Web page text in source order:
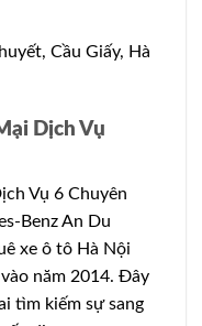
Cầu Giấy, Hà
Dịch Vụ
Vụ 6 Chuyên
Benz An Du
xe ô tô Hà Nội
năm 2014. Đây
tìm kiếm sự sang